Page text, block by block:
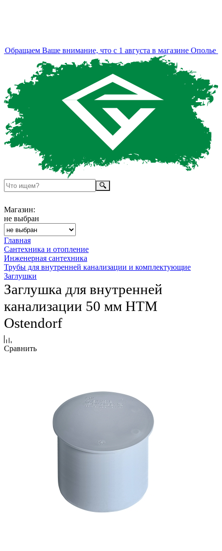
Ваше внимание, что с 1 августа в магазине Ополье
Магазин:
не выбран
Главная
Сантехника и отопление
Инженерная сантехника
Трубы для внутренней канализации и комплектующие
Заглушки
Заглушка для внутренней
канализации 50 мм HTM
Ostendorf
Сравнить